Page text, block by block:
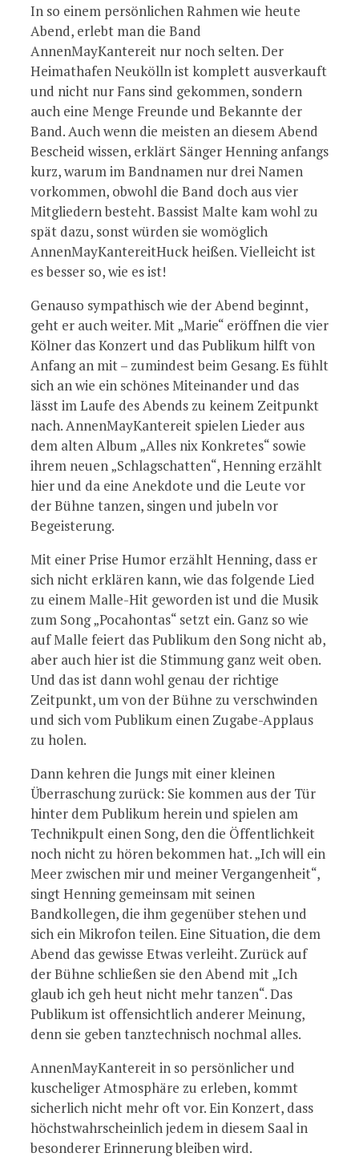
In so einem persönlichen Rahmen wie heute
Abend, erlebt man die Band
AnnenMayKantereit nur noch selten. Der
Heimathafen Neukölln ist komplett ausverkauft
und nicht nur Fans sind gekommen, sondern
auch eine Menge Freunde und Bekannte der
Band. Auch wenn die meisten an diesem Abend
Bescheid wissen, erklärt Sänger Henning anfangs
kurz, warum im Bandnamen nur drei Namen
vorkommen, obwohl die Band doch aus vier
Mitgliedern besteht. Bassist Malte kam wohl zu
spät dazu, sonst würden sie womöglich
AnnenMayKantereitHuck heißen. Vielleicht ist
es besser so, wie es ist!
Genauso sympathisch wie der Abend beginnt,
geht er auch weiter. Mit „Marie“ eröffnen die vier
Kölner das Konzert und das Publikum hilft von
Anfang an mit – zumindest beim Gesang. Es fühlt
sich an wie ein schönes Miteinander und das
lässt im Laufe des Abends zu keinem Zeitpunkt
nach. AnnenMayKantereit spielen Lieder aus
dem alten Album „Alles nix Konkretes“ sowie
ihrem neuen „Schlagschatten“, Henning erzählt
hier und da eine Anekdote und die Leute vor
der Bühne tanzen, singen und jubeln vor
Begeisterung.
Mit einer Prise Humor erzählt Henning, dass er
sich nicht erklären kann, wie das folgende Lied
zu einem Malle-Hit geworden ist und die Musik
zum Song „Pocahontas“ setzt ein. Ganz so wie
auf Malle feiert das Publikum den Song nicht ab,
aber auch hier ist die Stimmung ganz weit oben.
Und das ist dann wohl genau der richtige
Zeitpunkt, um von der Bühne zu verschwinden
und sich vom Publikum einen Zugabe-Applaus
zu holen.
Dann kehren die Jungs mit einer kleinen
Überraschung zurück: Sie kommen aus der Tür
hinter dem Publikum herein und spielen am
Technikpult einen Song, den die Öffentlichkeit
noch nicht zu hören bekommen hat. „Ich will ein
Meer zwischen mir und meiner Vergangenheit“,
singt Henning gemeinsam mit seinen
Bandkollegen, die ihm gegenüber stehen und
sich ein Mikrofon teilen. Eine Situation, die dem
Abend das gewisse Etwas verleiht. Zurück auf
der Bühne schließen sie den Abend mit „Ich
glaub ich geh heut nicht mehr tanzen“. Das
Publikum ist offensichtlich anderer Meinung,
denn sie geben tanztechnisch nochmal alles.
AnnenMayKantereit in so persönlicher und
kuscheliger Atmosphäre zu erleben, kommt
sicherlich nicht mehr oft vor. Ein Konzert, dass
höchstwahrscheinlich jedem in diesem Saal in
besonderer Erinnerung bleiben wird.